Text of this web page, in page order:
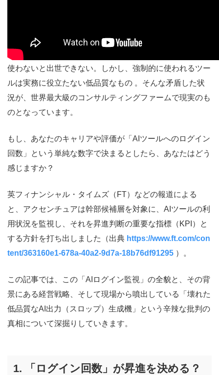
使わないと出世できない。しかし、強制的に使われるツー
ルは実務に役立たない低品質なもの 。そんな矛盾した状
況が、世界最大級のコンサルティングファームで現実のも
のとなっています。
もし、あなたのキャリアや評価が「AIツールへのログイン
回数」という単純な数字で決まるとしたら、あなたはどう
感じますか？
英フィナンシャル・タイムズ（FT）などの報道による
と、アクセンチュアは幹部候補層を対象に、AIツールの利
用状況を監視し、それを昇進判断の重要な指標（KPI）と
する方針を打ち出しました（出典 https://www.ft.com/con
tent/363160e1-678a-40a2-9d7a-18b76df91295 ）。
この記事では、この「AIログイン監視」の全貌と、その背
景にある経営戦略、そして現場から噴出している「壊れた
低品質なAI出力（スロップ）生成機」という辛辣な批判の
真相について深掘りしていきます。
1. 「ログイン回数」が昇進を決める？